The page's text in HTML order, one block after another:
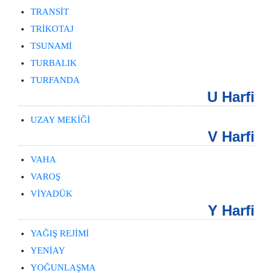
TRANSİT
TRİKOTAJ
TSUNAMİ
TURBALIK
TURFANDA
U Harfi
UZAY MEKİĞİ
V Harfi
VAHA
VAROŞ
VİYADÜK
Y Harfi
YAĞIŞ REJİMİ
YENİAY
YOĞUNLAŞMA